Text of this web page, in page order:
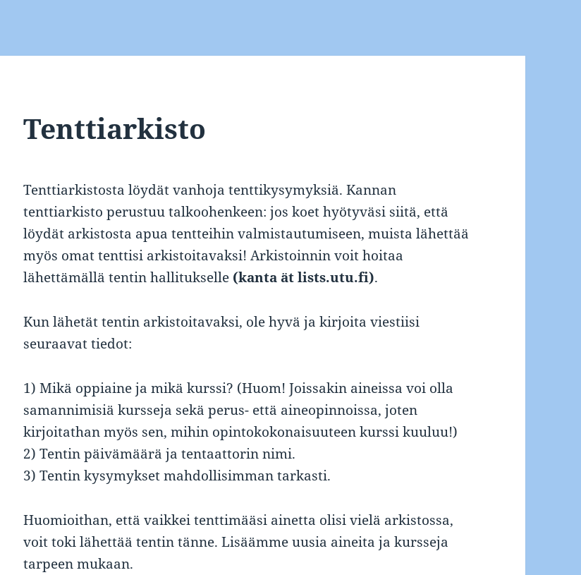
Tenttiarkisto
Tenttiarkistosta löydät vanhoja tenttikysymyksiä. Kannan
tenttiarkisto perustuu talkoohenkeen: jos koet hyötyväsi siitä, että
löydät arkistosta apua tentteihin valmistautumiseen, muista lähettää
myös omat tenttisi arkistoitavaksi! Arkistoinnin voit hoitaa
lähettämällä tentin hallitukselle (kanta ät lists.utu.fi).
Kun lähetät tentin arkistoitavaksi, ole hyvä ja kirjoita viestiisi
seuraavat tiedot:
1) Mikä oppiaine ja mikä kurssi? (Huom! Joissakin aineissa voi olla
samannimisiä kursseja sekä perus- että aineopinnoissa, joten
kirjoitathan myös sen, mihin opintokokonaisuuteen kurssi kuuluu!)
2) Tentin päivämäärä ja tentaattorin nimi.
3) Tentin kysymykset mahdollisimman tarkasti.
Huomioithan, että vaikkei tenttimääsi ainetta olisi vielä arkistossa,
voit toki lähettää tentin tänne. Lisäämme uusia aineita ja kursseja
tarpeen mukaan.